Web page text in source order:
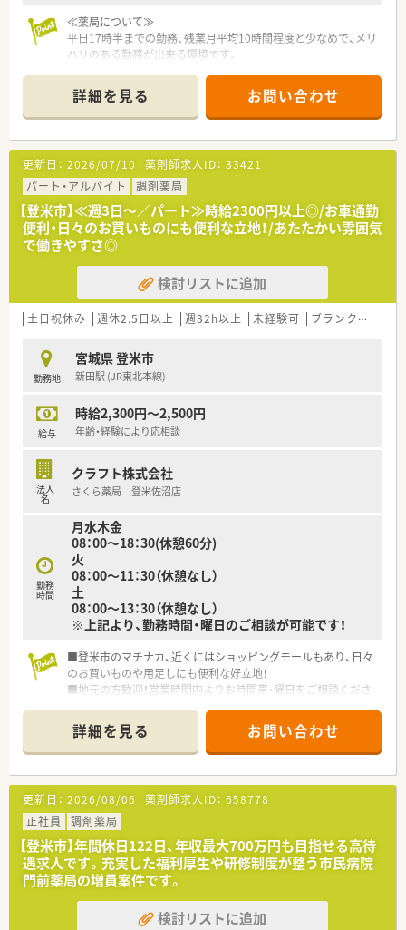
≪薬局について≫
平日17時半までの勤務、残業月平均10時間程度と少なめで、メリ
ハリのある勤務が出来る環境です。
対応しています。
≪企業について≫
宮城県に多数店舗展開している企業様のグループ企業様となり
ます。代表も薬剤師のため、風通し良くご勤務いただけます。
eラーニングで研修認定の単位取得・更新費の負担を企業で行な
い、働く皆さんのスキルアップをサポートします！
≪こんな方にオススメ≫
・転居をせず宮城県で働き続けたい方
・患者様に寄り添った対応ができる方
・患者様とのコミュニケーションを大切にできる方
詳細を見る お問い合わせ
更新日： 2026/07/10 薬剤師求人ID： 33421
パート・アルバイト
調剤薬局
【登米市】≪週3日～／パート≫時給2300円以上◎/お車通勤
便利・日々のお買いものにも便利な立地！/あたたかい雰囲気
で働きやすさ◎
検討リストに追加
土日祝休み 週休2.5日以上 週32h以上 未経験可 ブランク可
勤務地
宮城県 登米市
新田駅 (JR東北本線)
給与
時給2,300円～2,500円
年齢・経験により応相談
法人
名
クラフト株式会社
さくら薬局 登米佐沼店
勤務
時間
月水木金
08：00～18：30(休憩60分)
火
08：00～11：30（休憩なし）
土
08：00～13：30（休憩なし）
※上記より、勤務時間・曜日のご相談が可能です！
■登米市のマチナカ、近くにはショッピングモールもあり、日々
のお買いものや用足しにも便利な好立地！
■地元の方歓迎！営業時間内よりお時間帯・曜日をご相談くださ
■女性の働きやすさを整えることにも配慮されています。
明るく温かい雰囲気、丁寧な対応に定評のある薬局です。
■週20時間以上の勤務で社会保険加入！
詳細を見る お問い合わせ
更新日： 2026/08/06 薬剤師求人ID： 658778
正社員
調剤薬局
【登米市】年間休日122日、年収最大700万円も目指せる高待
遇求人です。充実した福利厚生や研修制度が整う市民病院
門前薬局の増員案件です。
検討リストに追加